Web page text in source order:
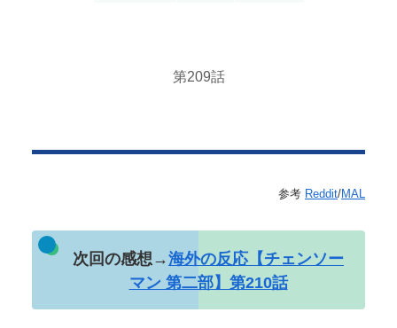
第209話
参考 Reddit/MAL
次回の感想→海外の反応【チェンソー
マン 第二部】第210話